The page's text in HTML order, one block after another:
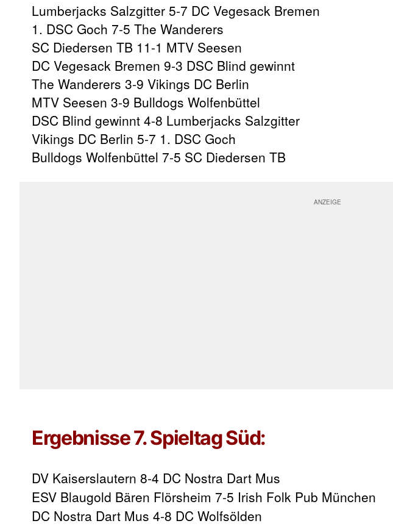
Lumberjacks Salzgitter 5-7 DC Vegesack Bremen
1. DSC Goch 7-5 The Wanderers
SC Diedersen TB 11-1 MTV Seesen
DC Vegesack Bremen 9-3 DSC Blind gewinnt
The Wanderers 3-9 Vikings DC Berlin
MTV Seesen 3-9 Bulldogs Wolfenbüttel
DSC Blind gewinnt 4-8 Lumberjacks Salzgitter
Vikings DC Berlin 5-7 1. DSC Goch
Bulldogs Wolfenbüttel 7-5 SC Diedersen TB
Ergebnisse 7. Spieltag Süd:
DV Kaiserslautern 8-4 DC Nostra Dart Mus
ESV Blaugold Bären Flörsheim 7-5 Irish Folk Pub München
DC Nostra Dart Mus 4-8 DC Wolfsölden